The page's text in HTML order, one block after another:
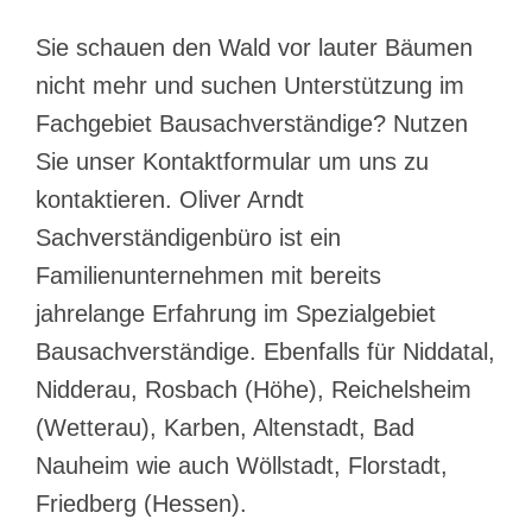
Sie schauen den Wald vor lauter Bäumen
nicht mehr und suchen Unterstützung im
Fachgebiet Bausachverständige? Nutzen
Sie unser Kontaktformular um uns zu
kontaktieren. Oliver Arndt
Sachverständigenbüro ist ein
Familienunternehmen mit bereits
jahrelange Erfahrung im Spezialgebiet
Bausachverständige. Ebenfalls für Niddatal,
Nidderau, Rosbach (Höhe), Reichelsheim
(Wetterau), Karben, Altenstadt, Bad
Nauheim wie auch Wöllstadt, Florstadt,
Friedberg (Hessen).